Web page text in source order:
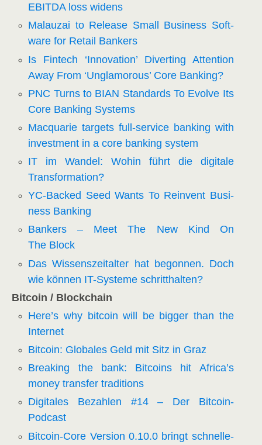
EBITDA loss widens
Mal­au­zai to Release Small Busi­ness Soft­
ware for Retail Bankers
Is Fin­tech ‘Inno­va­ti­on’ Diver­ting Atten­ti­on
Away From ‘Ung­lamo­rous’ Core Banking?
PNC Turns to BIAN Stan­dards To Evol­ve Its
Core Ban­king Systems
Mac­qua­rie tar­gets full-ser­vice ban­king with
invest­ment in a core ban­king system
IT im Wan­del: Wohin führt die digi­ta­le
Transformation?
YC-Backed Seed Wants To Reinvent Busi­
ness Banking
Ban­kers – Meet The New Kind On
The Block
Das Wis­sens­zeit­al­ter hat begon­nen. Doch
wie kön­nen IT-Sys­te­me schritthalten?
Bit­co­in /​ Block­chain
Here’s why bit­co­in will be big­ger than the
Internet
Bit­co­in: Glo­ba­les Geld mit Sitz in Graz
Brea­king the bank: Bit­co­ins hit Africa’s
money trans­fer traditions
Digi­ta­les Bezah­len #14 – Der Bitcoin-
Podcast
Bit­co­in-Core Ver­si­on 0.10.0 bringt schnel­le­